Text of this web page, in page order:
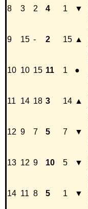
8 3 2 4 1 ▼
9 15 - 2 15 ▲
10 10 15 11 1 ●
11 14 18 3 14 ▲
12 9 7 5 7 ▼
13 12 9 10 5 ▼
14 11 8 5 1 ▼